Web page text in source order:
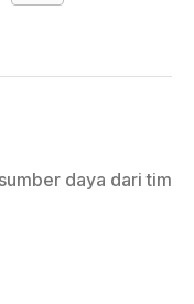
daya dari tim